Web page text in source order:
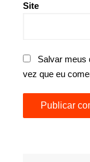
Site
Salvar meus
vez que eu